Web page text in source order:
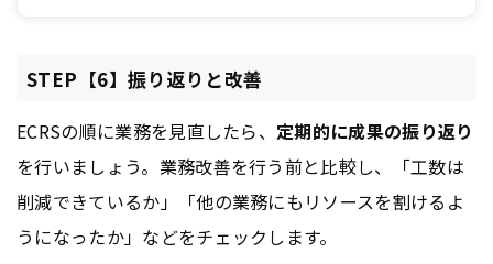
STEP【6】振り返りと改善
ECRSの順に業務を見直したら、定期的に成果の振り返り
を行いましょう。業務改善を行う前と比較し、「工数は
削減できているか」「他の業務にもリソースを割けるよ
うになったか」などをチェックします。